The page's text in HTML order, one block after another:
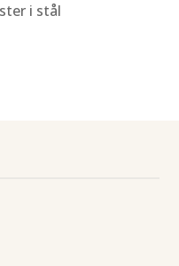
i stål